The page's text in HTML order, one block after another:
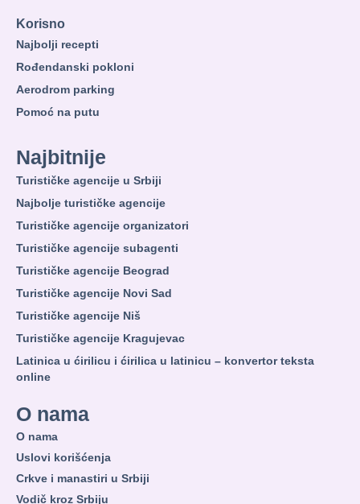
Korisno
Najbolji recepti
Rođendanski pokloni
Aerodrom parking
Pomoć na putu
Najbitnije
Turističke agencije u Srbiji
Najbolje turističke agencije
Turističke agencije organizatori
Turističke agencije subagenti
Turističke agencije Beograd
Turističke agencije Novi Sad
Turističke agencije Niš
Turističke agencije Kragujevac
Latinica u ćirilicu i ćirilica u latinicu – konvertor teksta
online
O nama
O nama
Uslovi korišćenja
Crkve i manastiri u Srbiji
Vodič kroz Srbiju